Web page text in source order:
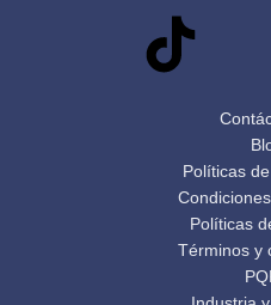
Políticas
Políticas
Términos y